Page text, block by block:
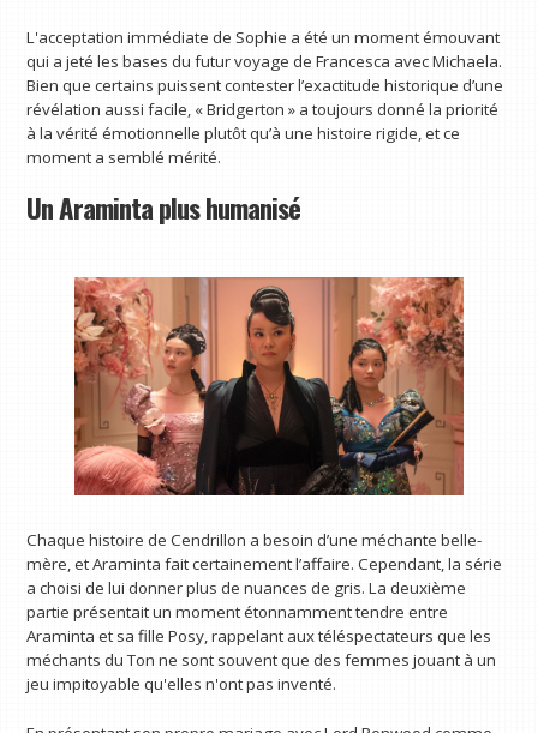
L'acceptation immédiate de Sophie a été un moment émouvant
qui a jeté les bases du futur voyage de Francesca avec Michaela.
Bien que certains puissent contester l’exactitude historique d’une
révélation aussi facile, « Bridgerton » a toujours donné la priorité
à la vérité émotionnelle plutôt qu’à une histoire rigide, et ce
moment a semblé mérité.
Un Araminta plus humanisé
Chaque histoire de Cendrillon a besoin d’une méchante belle-
mère, et Araminta fait certainement l’affaire. Cependant, la série
a choisi de lui donner plus de nuances de gris. La deuxième
partie présentait un moment étonnamment tendre entre
Araminta et sa fille Posy, rappelant aux téléspectateurs que les
méchants du Ton ne sont souvent que des femmes jouant à un
jeu impitoyable qu'elles n'ont pas inventé.